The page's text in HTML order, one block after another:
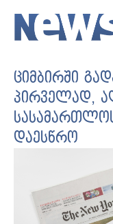
ციმბირში
პირველად,
დაესწრო